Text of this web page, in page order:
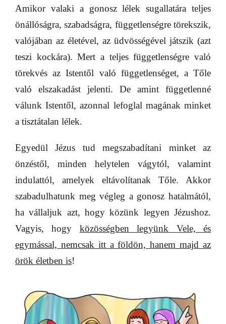
Amikor valaki a gonosz lélek sugallatára teljes
önállóságra, szabadságra, függetlenségre törekszik,
valójában az életével, az üdvösségével játszik (azt
teszi kockára). Mert a teljes függetlenségre való
törekvés az Istentől való függetlenséget, a Tőle
való elszakadást jelenti. De amint függetlenné
válunk Istentől, azonnal lefoglal magának minket
a tisztátalan lélek.
Egyedül Jézus tud megszabadítani minket az
önzéstől, minden helytelen vágytól, valamint
indulattól, amelyek eltávolítanak Tőle. Akkor
szabadulhatunk meg végleg a gonosz hatalmától,
ha vállaljuk azt, hogy közünk legyen Jézushoz.
Vagyis, hogy közösségben legyünk Vele, és
egymással, nemcsak itt a földön, hanem majd az
örök életben is!